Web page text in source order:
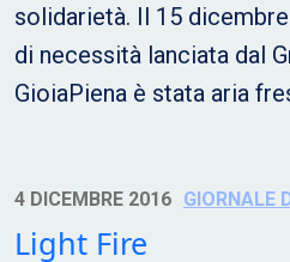
solidarietà. Il 15
di necessità lanciata dal
GioiaPiena è stata aria
4 DICEMBRE 2016 GIORNALE
Light Fire